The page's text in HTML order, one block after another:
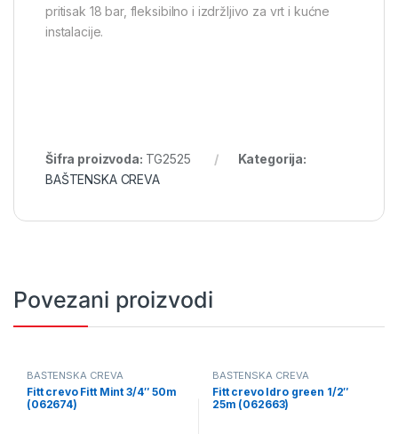
pritisak 18 bar, fleksibilno i izdržljivo za vrt i kućne
instalacije.
Šifra proizvoda: TG2525
Kategorija:
BAŠTENSKA CREVA
Povezani proizvodi
BAŠTENSKA CREVA
Fitt crevo Fitt Mint 3/4″ 50m
(062674)
BAŠTENSKA CREVA
Fitt crevo Idro green 1/2″
25m (062663)